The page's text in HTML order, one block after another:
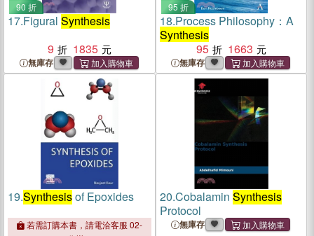
90 折
17.Figural Synthesis
9
1835
無庫存
95 折
18.Process Philosophy：A
Synthesis
95
1663
無庫存
19.Synthesisof Epoxides
若需訂購本書，請電洽客服 02-
20.Cobalamin Synthesis
Protocol
無庫存